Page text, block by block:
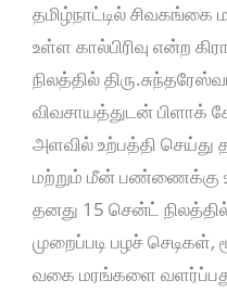
தமிழ்நாட்டில் சிவகங்கை
உள்ள கால்பிரிவு என்ற
நிலத்தில்
விவசாயத்துடன் பிளாக்
அளவில் உற்பத்தி
மற்றும் மீன் பண்ணைக்கு
தனது 15 சென்ட்
முறைப்படி பழச் செடிகள்,
வகை மரங்களை